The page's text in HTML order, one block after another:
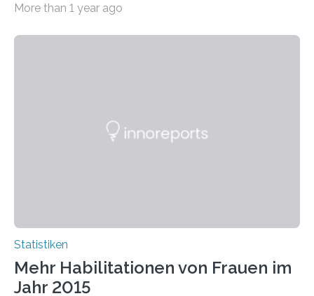
bei…
More than 1 year ago
Statistiken
Mehr Habilitationen von Frauen im
Jahr 2015